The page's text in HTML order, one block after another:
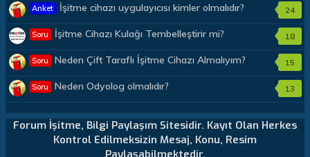
Anket İşitme cihazı uygulayıcısı kimler olmalıdır? 24
Soru İşitme Cihazı Kulağı Tembelleştirir mi? 18
Soru Neden Çift Taraflı İşitme Cihazı Almalıyım? 15
Soru Neden Odyolog olmalıdır? 13
Forum İşitme, Bilgi Paylaşım Sitesidir. Kayıt Olan Herkes
Kontrol Edilmeksizin Mesaj, Konu, Resim